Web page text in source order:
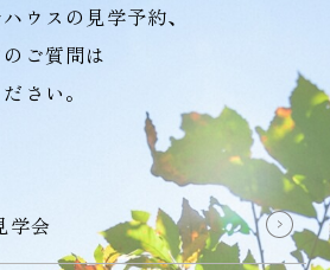
ウスの見学予約、
ご質問は
さい。
学会